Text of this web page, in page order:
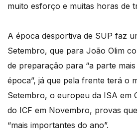
muito esforço e muitas horas de
A época desportiva de SUP faz
Setembro, que para João Olim
de preparação para “a parte
época”, já que pela frente terá o
Setembro, o europeu da ISA em
do ICF em Novembro, provas
“mais importantes do ano”.